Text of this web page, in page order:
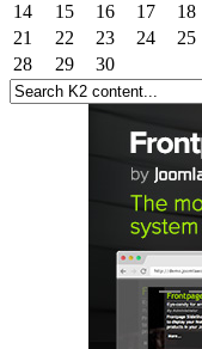
14
15 16 17 18
21
22 23 24 25
28
29 30